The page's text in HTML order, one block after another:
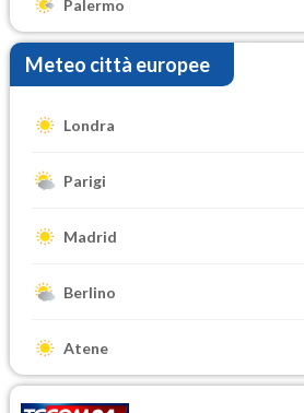
Palermo
Meteo città europee
Londra
Parigi
Madrid
Berlino
Atene